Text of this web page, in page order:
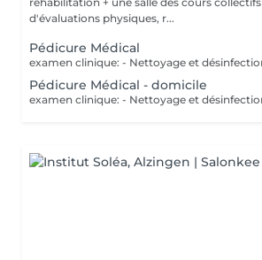
d'évaluations physiques, r...
Pédicure Médical
Pédicure Médical - domicile